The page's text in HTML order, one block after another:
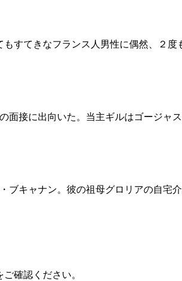
すてきなフランス人男性に偶然、２
接に出向いた。当主ギルはゴージャ
キャナン。彼の祖母グロリアの自宅
ご確認ください。